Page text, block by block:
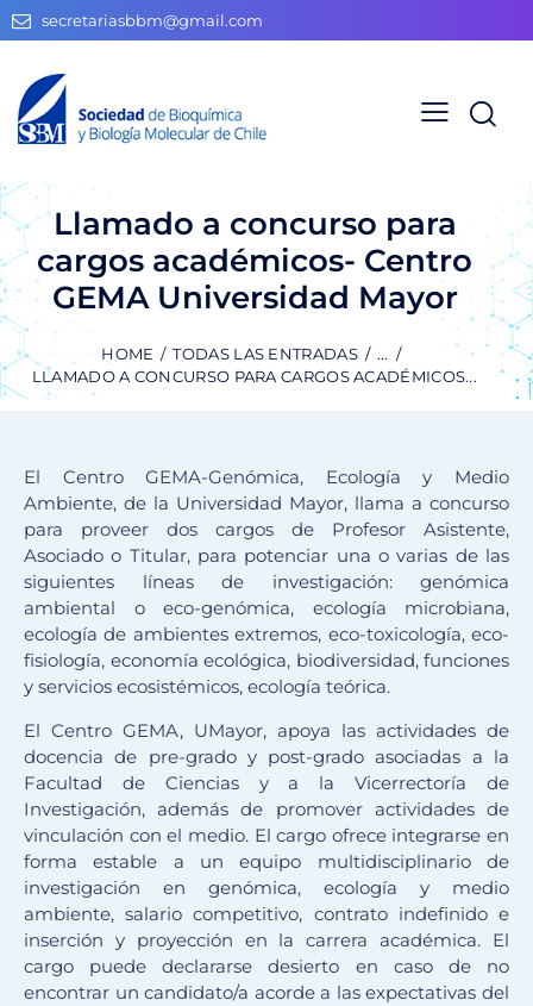
secretariasbbm@gmail.com
Llamado a concurso para
cargos académicos- Centro
GEMA Universidad Mayor
HOME TODAS LAS ENTRADAS
...
LLAMADO A CONCURSO PARA CARGOS ACADÉMICOS...
El Centro GEMA-Genómica, Ecología y Medio
Ambiente, de la Universidad Mayor, llama a concurso
para proveer dos cargos de Profesor Asistente,
Asociado o Titular, para potenciar una o varias de las
siguientes líneas de investigación: genómica
ambiental o eco-genómica, ecología microbiana,
ecología de ambientes extremos, eco-toxicología, eco-
fisiología, economía ecológica, biodiversidad, funciones
y servicios ecosistémicos, ecología teórica.
El Centro GEMA, UMayor, apoya las actividades de
docencia de pre-grado y post-grado asociadas a la
Facultad de Ciencias y a la Vicerrectoría de
Investigación, además de promover actividades de
vinculación con el medio. El cargo ofrece integrarse en
forma estable a un equipo multidisciplinario de
investigación en genómica, ecología y medio
ambiente, salario competitivo, contrato indefinido e
inserción y proyección en la carrera académica. El
cargo puede declararse desierto en caso de no
encontrar un candidato/a acorde a las expectativas del